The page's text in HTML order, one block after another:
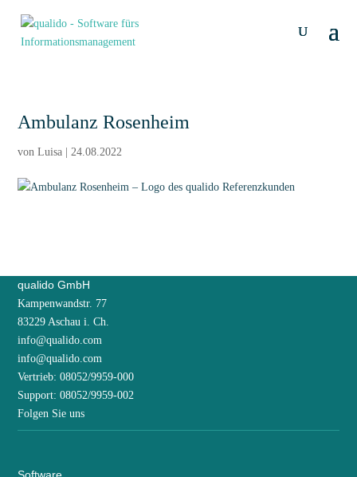
Ambulanz Rosenheim
vonLuisa |24.08.2022
qualido GmbH
Kampenwandstr. 77
83229 Aschau i. Ch.
info@qualido.com
info@qualido.com
Vertrieb: 08052/9959-000
Support: 08052/9959-002
Folgen Sie uns